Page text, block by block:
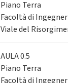
Piano Terra
Facoltà di
Viale del
AULA 0.5
Piano Terra
Facoltà di